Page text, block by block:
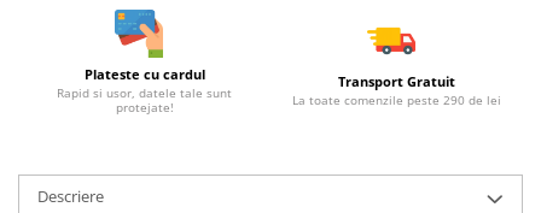
Plateste cu cardul
Rapid si usor, datele tale sunt
protejate!
Transport Gratuit
La toate comenzile peste 290 de lei
Descriere